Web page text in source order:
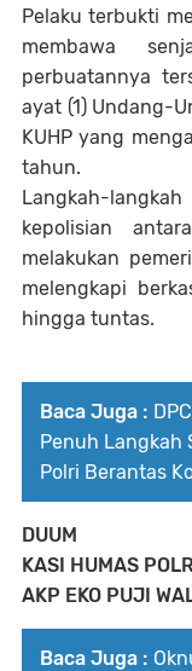
Pelaku terbukti
membawa
perbuatannya
ayat (1) Undang-
KUHP yang
tahun.
Langkah-
kepolisian
melakukan
melengkapi
hingga tuntas.
Baca Juga :
Penuh Langkah
Polri Berantas
DUUM
KASI HUMAS
AKP EKO PUJI
Baca Juga :